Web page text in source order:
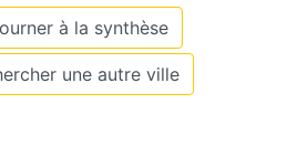
à la synthèse
une autre ville